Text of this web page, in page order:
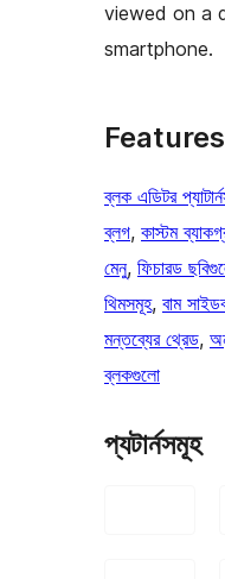
viewed on a
smartphone.
Features
ব্লক এডিটর
ব্লগ, কাস্টম
মেনু, ফিচারড
থিমসমূহ, বাম
মন্তব্যের থ্রেড,
ব্লকগুলো
প্যটার্নসমূহ